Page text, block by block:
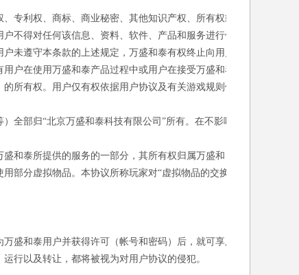
专利权、商标、商业秘密、其他知识产权、所有权或
不得对任何该信息、资料、软件、产品和服务进行修
未遵守本条款的上述规定，万盛和泰有权终止向用户
户在使用万盛和泰产品过程中或用户在接受万盛和泰
所有权。用户仅有权依据用户协议及有关游戏规则使
全部归“北京万盛和泰科技有限公司”所有。在不影响
和泰所提供的服务的一部分，其所有权归属万盛和
部分虚拟物品。本协议所称玩家对“虚拟物品的交换/
盛和泰用户并获得许可（帐号和密码）后，就可享用
行以及转让，都将被视为对用户协议的侵犯。